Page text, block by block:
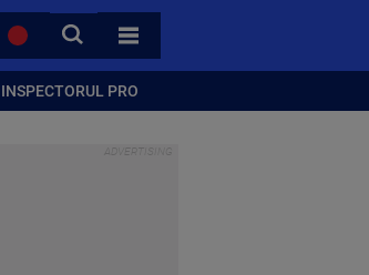
CAUTA
TOATE CATEGORIILE
INSPECTORUL PRO